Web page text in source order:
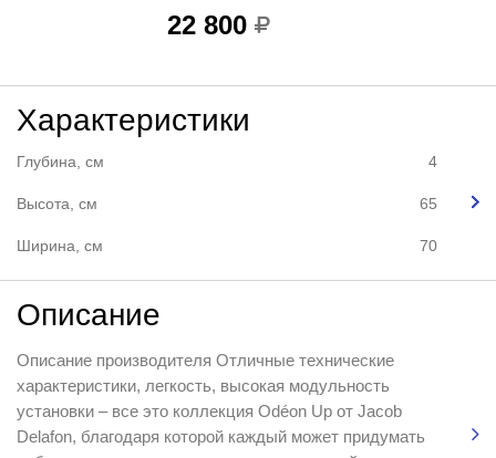
22 800
Характеристики
Глубина, см 4
Высота, см 65
Ширина, см 70
Описание
Описание производителя Отличные технические
характеристики, легкость, высокая модульность
установки – все это коллекция Odéon Up от Jacob
Delafon, благодаря которой каждый может придумать